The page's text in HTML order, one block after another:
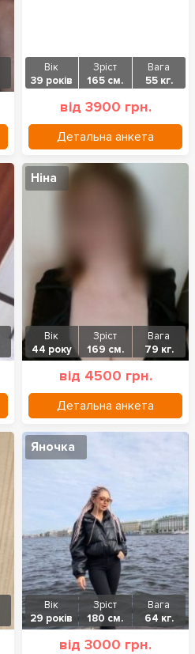
Вік
39 років
Зріст
165 см.
Вага
55 кг.
від 3900 грн.
Детальна анкета
Ніна
Вік
44 року
Зріст
169 см.
Вага
79 кг.
від 4500 грн.
Детальна анкета
Яночка
Вік
29 років
Зріст
180 см.
Вага
64 кг.
від 3000 грн.